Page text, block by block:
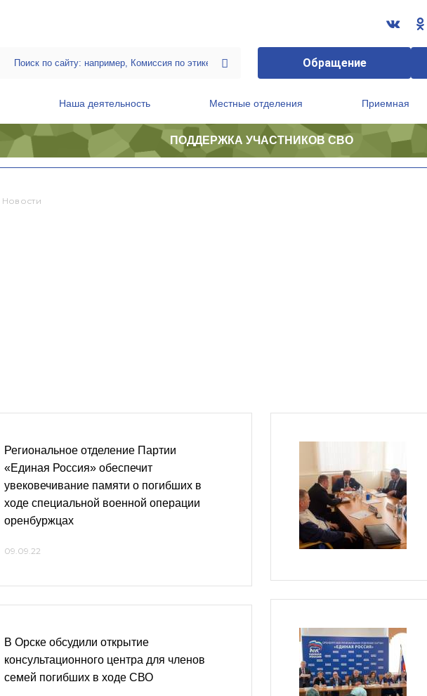
Обращение
Наша деятельность Местные отделения Приемная
ПОДДЕРЖКА УЧАСТНИКОВ СВО
Новости
Региональное отделение Партии
«Единая Россия» обеспечит
увековечивание памяти о погибших в
ходе специальной военной операции
оренбуржцах
09.09.22
В Орске обсудили открытие
консультационного центра для членов
семей погибших в ходе СВО